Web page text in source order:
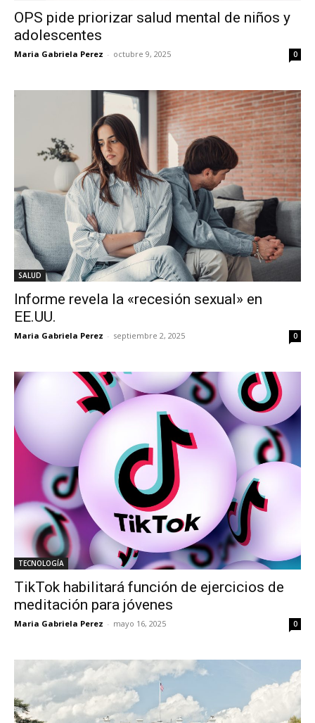
OPS pide priorizar salud mental de niños y
adolescentes
Maria Gabriela Perez - octubre 9, 2025 0
SALUD
Informe revela la «recesión sexual» en
EE.UU.
Maria Gabriela Perez - septiembre 2, 2025 0
TECNOLOGÍA
TikTok habilitará función de ejercicios de
meditación para jóvenes
Maria Gabriela Perez - mayo 16, 2025 0